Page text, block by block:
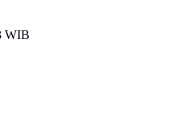
WIB